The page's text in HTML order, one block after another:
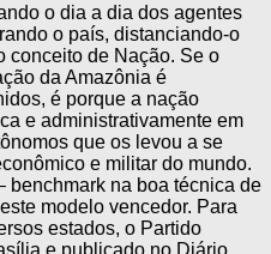
o dia a dia dos agentes
o país, distanciando-o
conceito de Nação. Se o
da Amazônia é
é porque a nação
e administrativamente em
que os levou a se
e militar do mundo.
benchmark na boa técnica de
modelo vencedor. Para
estados, o Partido